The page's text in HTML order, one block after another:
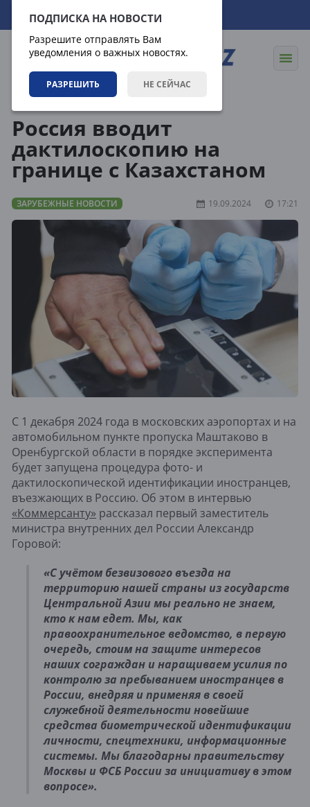
ПОДПИСКА НА НОВОСТИ
Разрешите отправлять Вам
уведомления о важных новостях.
РАЗРЕШИТЬ НЕ СЕЙЧАС
07.08.2026 14:51:26
Россия вводит
дактилоскопию на
границе с Казахстаном
ЗАРУБЕЖНЫЕ НОВОСТИ 19.09.2024 17:21
С 1 декабря 2024 года в московских аэропортах и на
автомобильном пункте пропуска Маштаково в
Оренбургской области в порядке эксперимента
будет запущена процедура фото- и
дактилоскопической идентификации иностранцев,
въезжающих в Россию. Об этом в интервью
«Коммерсанту» рассказал первый заместитель
министра внутренних дел России Александр
Горовой:
«С учётом безвизового въезда на
территорию нашей страны из государств
Центральной Азии мы реально не знаем,
кто к нам едет. Мы, как
правоохранительное ведомство, в первую
очередь, стоим на защите интересов
наших сограждан и наращиваем усилия по
контролю за пребыванием иностранцев в
России, внедряя и применяя в своей
служебной деятельности новейшие
средства биометрической идентификации
личности, спецтехники, информационные
системы. Мы благодарны правительству
Москвы и ФСБ России за инициативу в этом
вопросе».